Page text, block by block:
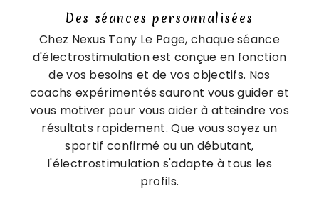
Des séances personnalisées
Chez Nexus Tony Le Page, chaque séance
d'électrostimulation est conçue en fonction
de vos besoins et de vos objectifs. Nos
coachs expérimentés sauront vous guider et
vous motiver pour vous aider à atteindre vos
résultats rapidement. Que vous soyez un
sportif confirmé ou un débutant,
l'électrostimulation s'adapte à tous les
profils.